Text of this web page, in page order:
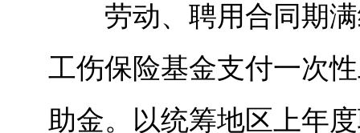
劳动、聘用合同期满
工伤保险基金支付一次
助金。以统筹地区上年